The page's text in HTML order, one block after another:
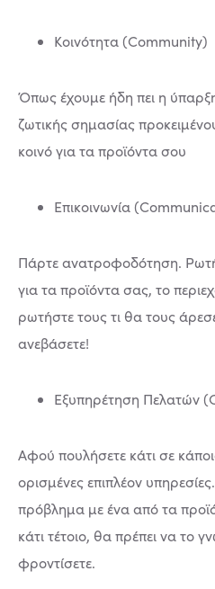
Κοινότητα (Community)
Όπως έχουμε ήδη πει η ύπαρξη
ζωτικής σημασίας
κοινό για τα προϊόντα σου
Επικοινωνία
Πάρτε ανατροφοδότηση.
για τα προϊόντα σας, το
ρωτήστε τους τι θα τους
ανεβάσετε!
Εξυπηρέτηση Πελατών
Αφού πουλήσετε κάτι σε
ορισμένες επιπλέον
πρόβλημα με ένα από τα
κάτι τέτοιο, θα πρέπει να το
φροντίσετε.